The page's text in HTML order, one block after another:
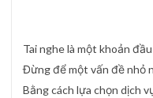
Tai nghe là một khoản
Đừng để một vấn đề nhỏ
Bằng cách lựa chọn dịch